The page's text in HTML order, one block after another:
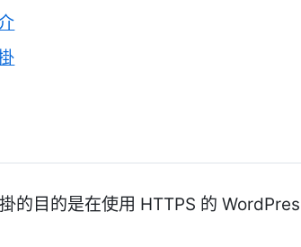
的目的是在使用 HTTPS 的